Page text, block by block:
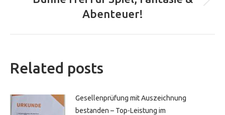
Nächster
Beitrag:
Abenteuer!
Related posts
Gesellenprüfung mit Auszeichnung
bestanden – Top-Leistung im